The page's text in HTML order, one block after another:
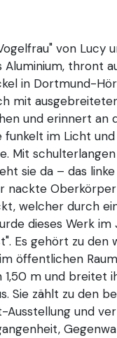
von Lucy
Aluminium, thront
in Dortmund-
mit
und erinnert an
funkelt im Licht
Mit
sie da – das
nackte
welcher durch
dieses Werk im
Es gehört zu den
öffentlichen
1,50 m und breitet
Sie zählt zu den
Ausstellung und